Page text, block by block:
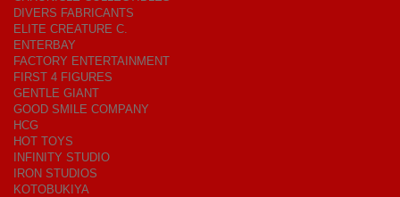
DIVERS FABRICANTS
ELITE CREATURE C.
ENTERBAY
FACTORY ENTERTAINMENT
FIRST 4 FIGURES
GENTLE GIANT
GOOD SMILE COMPANY
HCG
HOT TOYS
INFINITY STUDIO
IRON STUDIOS
KOTOBUKIYA